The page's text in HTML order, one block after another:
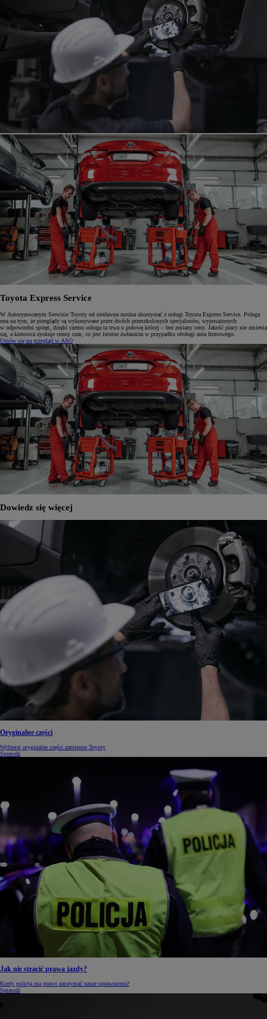
Toyota Express Service
W Autoryzowanym Serwisie Toyoty od niedawna można skorzystać z usługi Toyota Express Service. Polega
ona na tym, że przeglądy są wykonywane przez dwóch przeszkolonych specjalistów, wyposażonych
w odpowiedni sprzęt, dzięki czemu usługa ta trwa o połowę krócej – bez zmiany ceny. Jakość pracy nie zmienia
się, a kierowca zyskuje cenny czas, co jest istotne zwłaszcza w przypadku obsługi auta firmowego.
Umów się na przegląd w ASO
Dowiedz się więcej
Oryginalne części
Wybieraj oryginalne części zamienne Toyoty
Sprawdź
Jak nie stracić prawa jazdy?
Kiedy policja ma prawo zatrzymać nasze uprawnienia?
Sprawdź